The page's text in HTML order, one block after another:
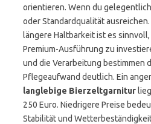
orientieren. Wenn du
oder Standardqualität
längere Haltbarkeit ist es
Premium-Ausführung zu
und die Verarbeitung bestimmen
Pflegeaufwand deutlich. Ein
langlebige Bierzeltgarnitur
250 Euro. Niedrigere Preise
Stabilität und